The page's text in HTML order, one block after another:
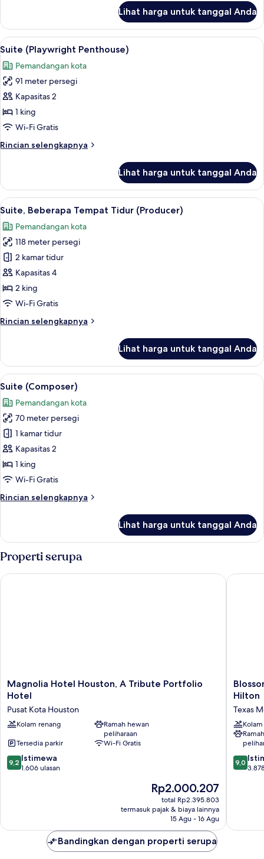
(Petite)
Kamar,
Tempat
King
(Petite)
Lihat harga untuk tanggal Anda
Lihat
semua
foto
untuk
Suite
(Playwright
Penthouse)
Televisi layar datar 55-inci dengan
8
Suite (Playwright Penthouse)
Pemandangan kota
91 meter persegi
Kapasitas 2
1 king
Wi-Fi Gratis
Rincian selengkapnya
Rincian
Suite
(Playwright
Penthouse)
Lihat harga untuk tanggal Anda
Lihat
semua
foto
untuk
Suite,
Beberapa
Tempat
Tidur
Seprai premium, bantalan ekstra
7
Suite, Beberapa Tempat Tidur (Producer)
Pemandangan kota
118 meter persegi
2 kamar tidur
Kapasitas 4
2 king
Wi-Fi Gratis
Rincian selengkapnya
Rincian
Suite,
Beberapa
Tempat
(Producer)
Lihat harga untuk tanggal Anda
Lihat
semua
foto
untuk
Suite
(Composer)
7
Suite (Composer)
Pemandangan kota
70 meter persegi
1 kamar tidur
Kapasitas 2
1 king
Wi-Fi Gratis
Rincian selengkapnya
Rincian
Suite
Lihat harga untuk tanggal Anda
Properti serupa
Magnolia
Hotel
A
Tribute
Hotel
Pusat
Kota
Magnolia Hotel Houston, A Tribute Portfolio
Hotel
Pusat Kota Houston
Kolam renang
Ramah hewan
peliharaan
Tersedia parkir
Wi-Fi Gratis
9.2
dari
9,2 Istimewa
1.606 ulasan
Harga
sekarang
Rp2.000.207
Rp2.000.207
total Rp2.395.803
termasuk pajak & biaya lainnya
15 Agu - 16 Agu
Magnolia Hotel Houston, A Tribute Portfolio Hotel
Blossom
Hotel
Curio
by
Hilton
Texas
Medical
Hilton
Texas
9.0
dari
9,0
Bandingkan dengan properti serupa